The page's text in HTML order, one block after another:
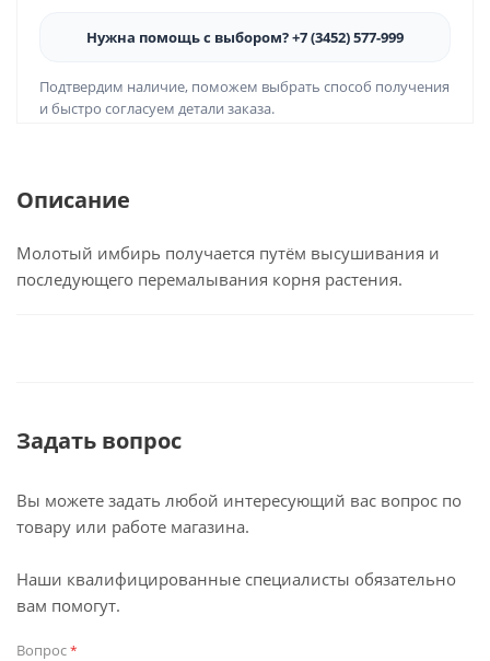
Нужна помощь с выбором? +7 (3452) 577-999
Подтвердим наличие, поможем выбрать способ получения
и быстро согласуем детали заказа.
Описание
Молотый имбирь получается путём высушивания и
последующего перемалывания корня растения.
Задать вопрос
Вы можете задать любой интересующий вас вопрос по
товару или работе магазина.
Наши квалифицированные специалисты обязательно
вам помогут.
Вопрос*